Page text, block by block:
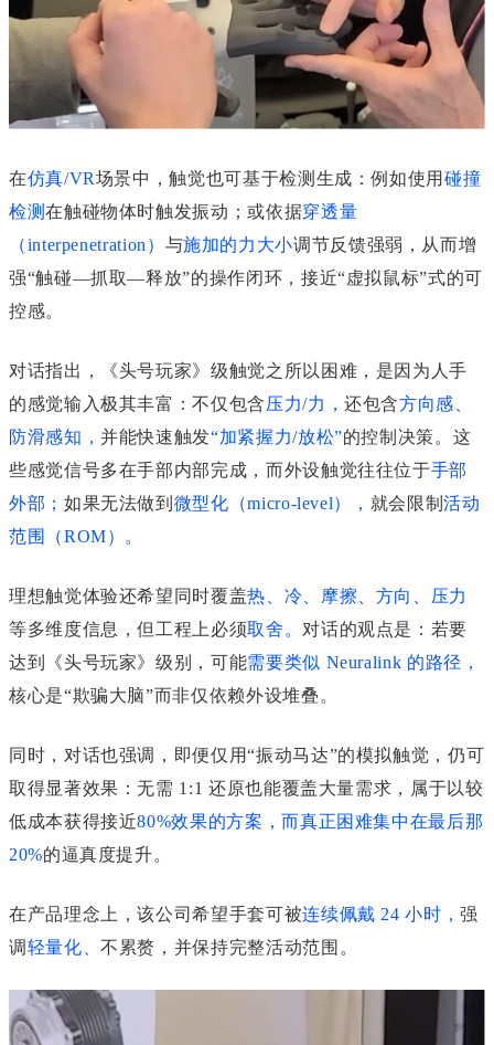
在仿真/VR场景中，触觉也可基于检测生成：例如使用碰撞
检测在触碰物体时触发振动；或依据穿透量
（interpenetration） 与施加的力大小调节反馈强弱，从而增
强“触碰—抓取—释放”的操作闭环，接近“虚拟鼠标”式的可
控感。
对话指出，《头号玩家》级触觉之所以困难，是因为人手
的感觉输入极其丰富：不仅包含压力/力 ，还包含方向感
防滑感知 ，并能快速触发“加紧握力/放松”的控制决策。这
些感觉信号多在手部内部完成，而外设触觉往往位于手部
外部 ； 如果无法做到 微型化（micro-level） ， 就会限制活动
范围（ROM） 。
理想触觉体验还希望同时覆盖热、冷、摩擦、方向、压力
等多维度信息，但工程上必须取舍 。 对话的观点是：若要
达到《头号玩家》级别，可能需要类似 Neuralink 的路径，
核心是“欺骗大脑”而非仅依赖外设堆叠。
同时，对话也强调，即便仅用“振动马达”的模拟触觉，仍可
取得显著效果：无需 1:1 还原也能覆盖大量需求，属于以较
低成本获得接近80%效果的方案，而真正困难集中在最后那
20%的逼真度提升。
在产品理念上，该公司希望手套可被连续佩戴 24 小时 ，强
调轻量化 、不累赘，并保持完整活动范围 。